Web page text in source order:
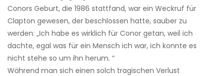
Conors Geburt, die 1986 stattfand, war ein Weckruf für
Clapton gewesen, der beschlossen hatte, sauber zu
werden: „Ich habe es wirklich für Conor getan, weil ich
dachte, egal was für ein Mensch ich war, ich konnte es
nicht stehe so um ihn herum. “
Während man sich einen solch tragischen Verlust